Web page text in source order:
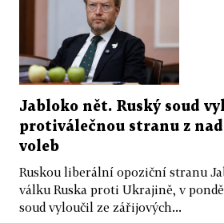
Jabloko nět. Ruský soud
protiválečnou stranu z
voleb
Ruskou liberální opoziční stranu
válku Ruska proti Ukrajině, v
soud vyloučil ze zářijových...